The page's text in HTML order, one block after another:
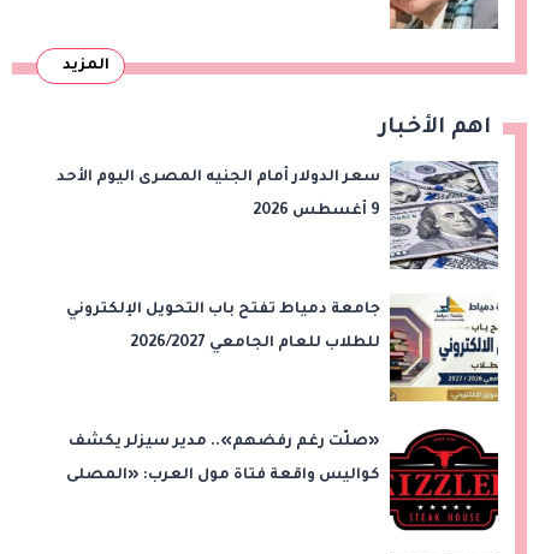
المزيد
اهم الأخبار
سعر الدولار أمام الجنيه المصرى اليوم الأحد
9 أغسطس 2026
جامعة دمياط تفتح باب التحويل الإلكتروني
للطلاب للعام الجامعي 2026/2027
«صلّت رغم رفضهم».. مدير سيزلر يكشف
كواليس واقعة فتاة مول العرب: «المصلى